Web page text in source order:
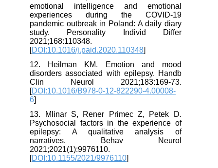
emotional intelligence and emotional
experiences during the COVID-19
pandemic outbreak in Poland: A daily diary
study. Personality Individ Differ
2021;168:110348.
[DOI:10.1016/j.paid.2020.110348
12. Heilman KM. Emotion and mood
disorders associated with epilepsy. Handb
Clin Neurol 2021;183:169-73.
[DOI:10.1016/B978-0-12-822290-4.00008-
13. Mlinar S, Rener Primec Z, Petek D.
Psychosocial factors in the experience of
epilepsy: A qualitative analysis of
narratives. Behav Neurol
2021;2021(1):9976110.
[DOI:10.1155/2021/9976110